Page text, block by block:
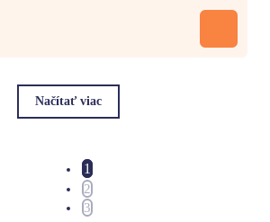
Načítať viac
1
2
3